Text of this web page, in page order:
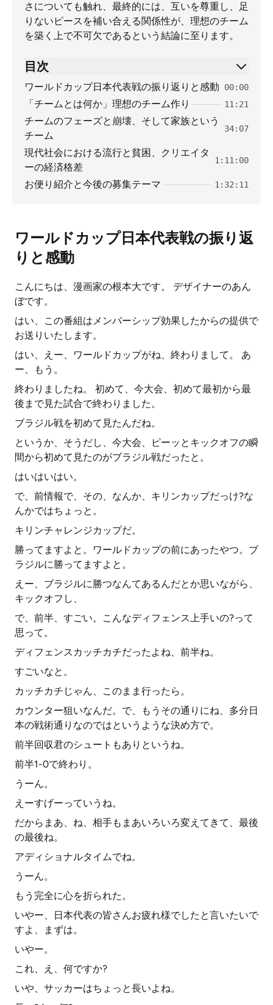
さについても触れ、最終的には、互いを尊重し、足
りないピースを補い合える関係性が、理想のチーム
を築く上で不可欠であるという結論に至ります。
目次
ワールドカップ日本代表戦の振り返りと感動 00:00
「チームとは何か」理想のチーム作り 11:21
チームのフェーズと崩壊、そして家族という
チーム
34:07
現代社会における流行と貧困、クリエイタ
ーの経済格差
1:11:00
お便り紹介と今後の募集テーマ 1:32:11
ワールドカップ日本代表戦の振り返
りと感動
こんにちは、漫画家の根本大です。 デザイナーのあん
ぼです。
はい、この番組はメンバーシップ効果したからの提供で
お送りいたします。
はい、えー、ワールドカップがね、終わりまして。 あ
ー、もう。
終わりましたね。 初めて、今大会、初めて最初から最
後まで見た試合で終わりました。
ブラジル戦を初めて見たんだね。
というか、そうだし、今大会、ピーッとキックオフの瞬
間から初めて見たのがブラジル戦だったと。
はいはいはい。
で、前情報で、その、なんか、キリンカップだっけ?な
んかではちょっと。
キリンチャレンジカップだ。
勝ってますよと。ワールドカップの前にあったやつ。ブ
ラジルに勝ってますよと。
えー、ブラジルに勝つなんてあるんだとか思いながら、
キックオフし、
で、前半、すごい。こんなディフェンス上手いの?って
思って。
ディフェンスカッチカチだったよね、前半ね。
すごいなと。
カッチカチじゃん、このまま行ったら。
カウンター狙いなんだ。で、もうその通りにね、多分日
本の戦術通りなのではというような決め方で。
前半回収君のシュートもありというね。
前半1-0で終わり。
うーん。
えーすげーっていうね。
だからまあ、ね、相手もまあいろいろ変えてきて、最後
の最後ね。
アディショナルタイムでね。
うーん。
もう完全に心を折られた。
いやー、日本代表の皆さんお疲れ様でしたと言いたいで
すよ、まずは。
いやー。
これ、え、何ですか?
いや、サッカーはちょっと長いよね。